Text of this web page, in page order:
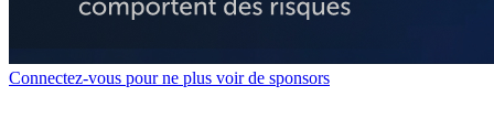
Connectez-vous pour ne plus voir de sponsors